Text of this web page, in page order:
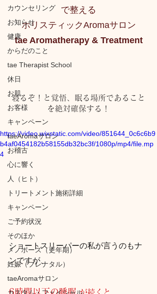
カウンセリング
お知らせ
健康
からだのこと
tae Therapist School
休日
お肌
お客様
キャンペーン
taeAromaサロン
お稽古
心に響く
人（ヒト）
トリートメント施術詳細
キャンペーン
ご予約状況
そのほか
メノポーズ（更年期）
妊娠（プレナタル）
taeAromaサロン
で整える
ホリスティックAromaサロン
tae Aromatherapy & Treatment
寝るぞ！と覚悟、眠る場所であること
を絶対確保する！
https://video.wixstatic.com/video/851644_0c6c6b9
b4af0454182b58155db32bc3f/1080p/mp4/file.mp
4
ショートスリーパーの私が言うのもナ
ンですが、
6時間以下の睡眠 が続くと